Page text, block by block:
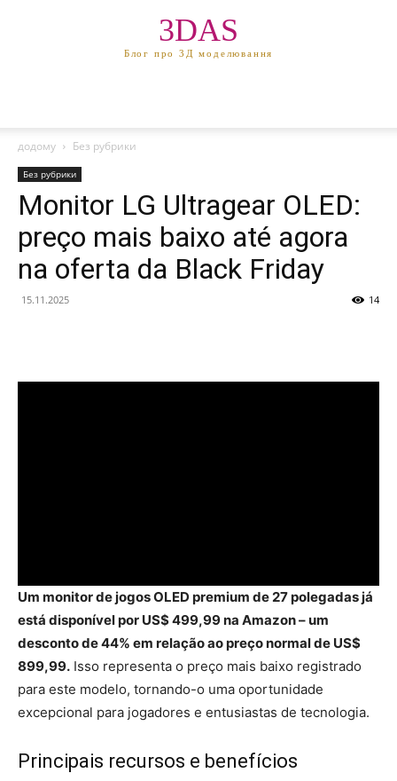
3DAS
Блог про 3Д моделювання
додому Без рубрики
Без рубрики
Monitor LG Ultragear OLED:
preço mais baixo até agora
na oferta da Black Friday
15.11.2025 14
Um monitor de jogos OLED premium de 27 polegadas já
está disponível por US$ 499,99 na Amazon – um
desconto de 44% em relação ao preço normal de US$
899,99. Isso representa o preço mais baixo registrado
para este modelo, tornando-o uma oportunidade
excepcional para jogadores e entusiastas de tecnologia.
Principais recursos e benefícios